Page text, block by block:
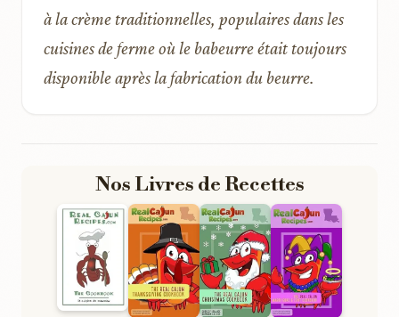
à la crème traditionnelles, populaires dans les
cuisines de ferme où le babeurre était toujours
disponible après la fabrication du beurre.
Nos Livres de Recettes